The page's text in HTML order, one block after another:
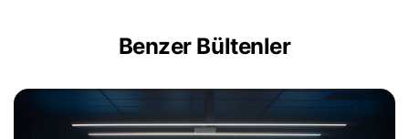
Benzer Bültenler